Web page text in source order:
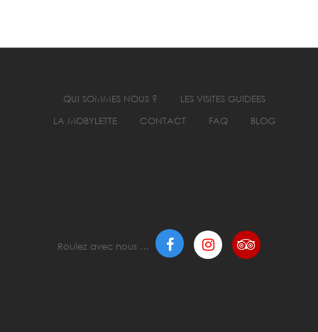
QUI SOMMES NOUS ?
LES VISITES GUIDEES
LA MOBYLETTE
CONTACT FAQ BLOG
Roulez avec nous …